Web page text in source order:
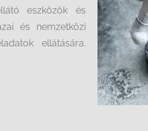
eszközök és
és nemzetközi
ellátására.